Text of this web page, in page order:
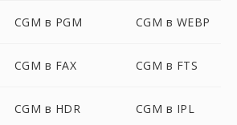
CGM в PGM CGM в WEBP
CGM в FAX CGM в FTS
CGM в HDR CGM в IPL